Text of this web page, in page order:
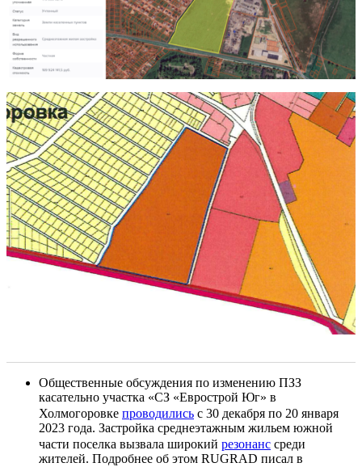
Общественные обсуждения по изменению ПЗЗ
касательно участка «СЗ «Еврострой Юг» в
Холмогоровке проводились с 30 декабря по 20 января
2023 года. Застройка среднеэтажным жильем южной
части поселка вызвала широкий резонанс среди
жителей. Подробнее об этом RUGRAD писал в